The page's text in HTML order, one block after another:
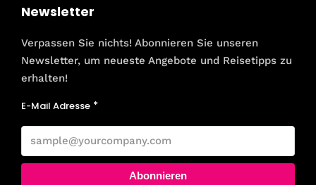
Newsletter
Verpassen Sie nichts! Abonnieren Sie unseren
Newsletter, um neueste Angebote und Reisetipps zu
erhalten!
E-Mail Adresse
Abonnieren